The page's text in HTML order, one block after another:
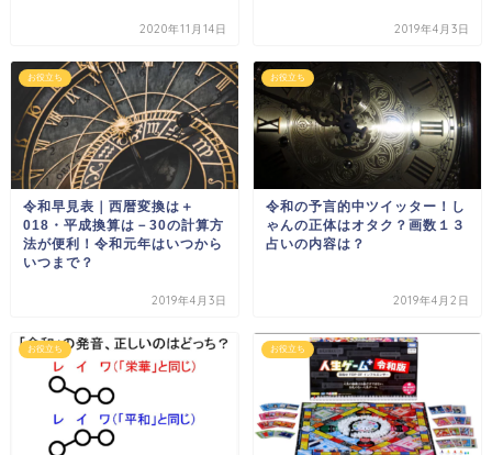
2020年11月14日 2019年4月3日
お役立ち
令和早見表｜西暦変換は＋
018・平成換算は－30の計算方
法が便利！令和元年はいつから
いつまで？
2019年4月3日
お役立ち
令和の予言的中ツイッター！し
ゃんの正体はオタク？画数１３
占いの内容は？
2019年4月2日
お役立ち お役立ち